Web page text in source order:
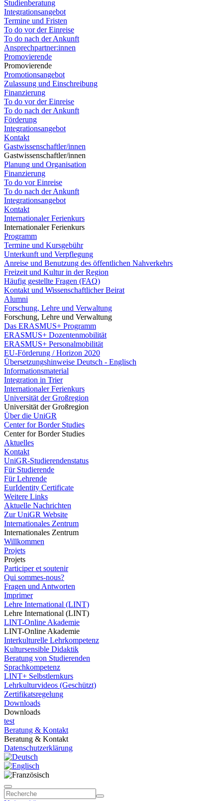
Studienberatung
Integrationsangebot
Termine und Fristen
To do vor der Einreise
To do nach der Ankunft
Ansprechpartner:innen
Promovierende
Promovierende
Promotionsangebot
Zulassung und Einschreibung
Finanzierung
To do vor der Einreise
To do nach der Ankunft
Förderung
Integrationsangebot
Kontakt
Gastwissenschaftler/innen
Gastwissenschaftler/innen
Planung und Organisation
Finanzierung
To do vor Einreise
To do nach der Ankunft
Integrationsangebot
Kontakt
Internationaler Ferienkurs
Internationaler Ferienkurs
Programm
Termine und Kursgebühr
Unterkunft und Verpflegung
Anreise und Benutzung des öffentlichen Nahverkehrs
Freizeit und Kultur in der Region
Häufig gestellte Fragen (FAQ)
Kontakt und Wissenschaftlicher Beirat
Alumni
Forschung, Lehre und Verwaltung
Forschung, Lehre und Verwaltung
Das ERASMUS+ Programm
ERASMUS+ Dozentenmobilität
ERASMUS+ Personalmobilität
EU-Förderung / Horizon 2020
Übersetzungshinweise Deutsch - Englisch
Informationsmaterial
Integration in Trier
Internationaler Ferienkurs
Universität der Großregion
Universität der Großregion
Über die UniGR
Center for Border Studies
Center for Border Studies
Aktuelles
Kontakt
UniGR-Studierendenstatus
Für Studierende
Für Lehrende
EurIdentity Certificate
Weitere Links
Aktuelle Nachrichten
Zur UniGR Website
Internationales Zentrum
Internationales Zentrum
Willkommen
Projets
Projets
Participer et soutenir
Qui sommes-nous?
Fragen und Antworten
Imprimer
Lehre International (LINT)
Lehre International (LINT)
LINT-Online Akademie
LINT-Online Akademie
Interkulturelle Lehrkompetenz
Kultursensible Didaktik
Beratung von Studierenden
Sprachkompetenz
LINT+ Selbstlernkurs
Lehrkulturvideos (Geschützt)
Zertifikatsregelung
Downloads
Downloads
test
Beratung & Kontakt
Beratung & Kontakt
Datenschutzerklärung